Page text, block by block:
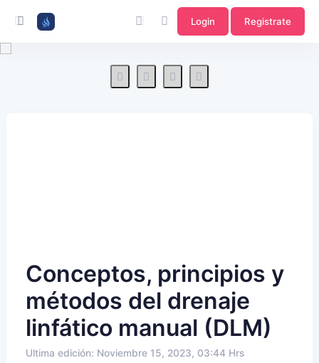
Login Registrate
Conceptos, principios y
métodos del drenaje
linfático manual (DLM)
Ultima edición: Noviembre 15, 2023, 03:44 Hrs